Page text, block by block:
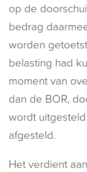
op de
bedrag
worden
belasting had
moment van
dan de BOR,
wordt
afgesteld.
Het verdient